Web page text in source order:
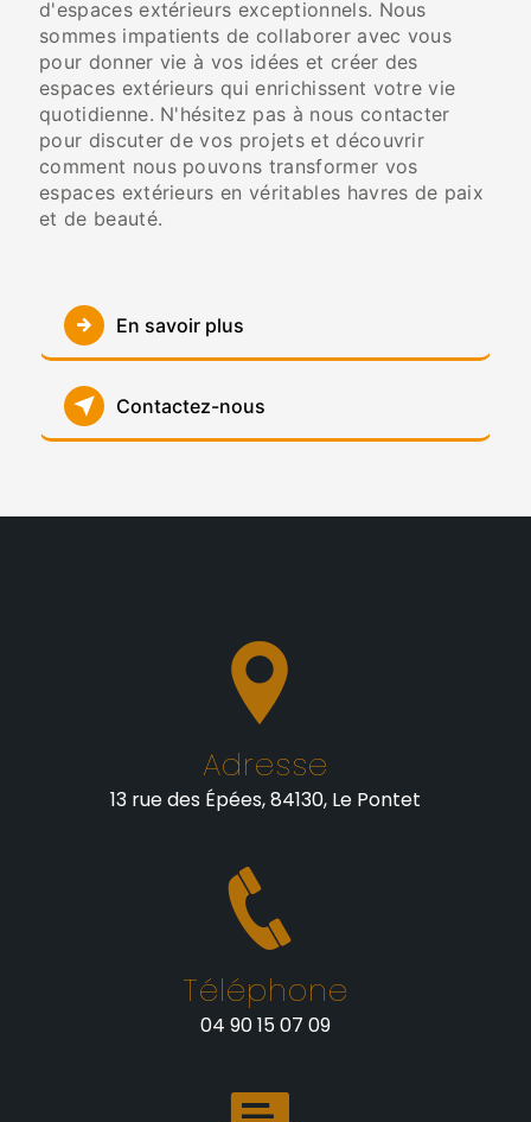
d'espaces extérieurs exceptionnels. Nous
sommes impatients de collaborer avec vous
pour donner vie à vos idées et créer des
espaces extérieurs qui enrichissent votre vie
quotidienne. N'hésitez pas à nous contacter
pour discuter de vos projets et découvrir
comment nous pouvons transformer vos
espaces extérieurs en véritables havres de paix
et de beauté.
En savoir plus
Contactez-nous
Adresse
13 rue des Épées, 84130, Le Pontet
Téléphone
04 90 15 07 09